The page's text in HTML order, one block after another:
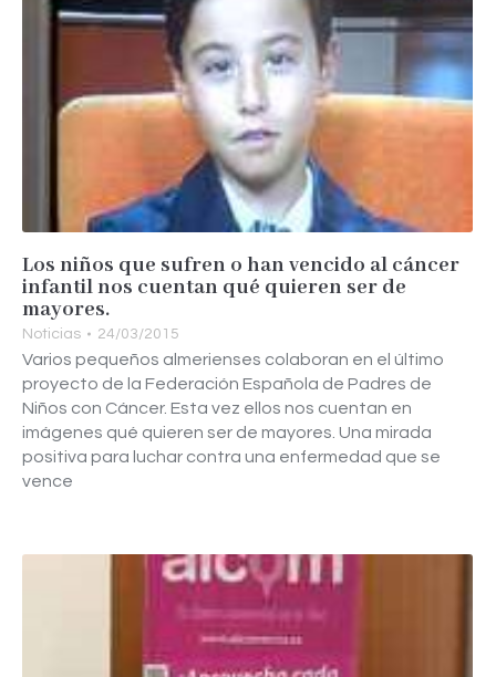
Los niños que sufren o han vencido al cáncer
infantil nos cuentan qué quieren ser de
mayores.
Noticias 24/03/2015
Varios pequeños almerienses colaboran en el último
proyecto de la Federación Española de Padres de
Niños con Cáncer. Esta vez ellos nos cuentan en
imágenes qué quieren ser de mayores. Una mirada
positiva para luchar contra una enfermedad que se
vence